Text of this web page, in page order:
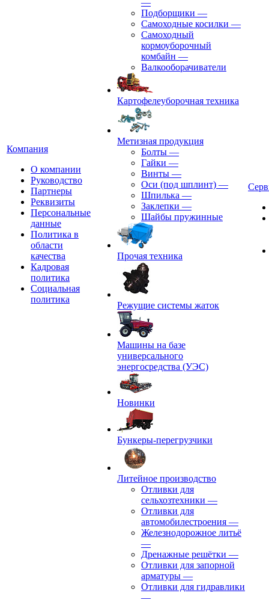
Компания
О компании
Руководство
Партнеры
Реквизиты
Персональные
данные
Политика в
области
качества
Кадровая
политика
Социальная
политика
—
Подборщики —
Самоходные косилки —
Самоходный
кормоуборочный
комбайн —
Валкооборачиватели
Картофелеуборочная техника
Метизная продукция
Болты —
Гайки —
Винты —
Оси (под шплинт) —
Шпилька —
Заклепки —
Шайбы пружинные
Прочая техника
Режущие системы жаток
Машины на базе
универсального
энергосредства (УЭС)
Новинки
Бункеры-перегрузчики
Литейное производство
Отливки для
сельхозтехники —
Отливки для
автомобилестроения —
Железнодорожное литьё
—
Дренажные решётки —
Отливки для запорной
арматуры —
Отливки для гидравлики